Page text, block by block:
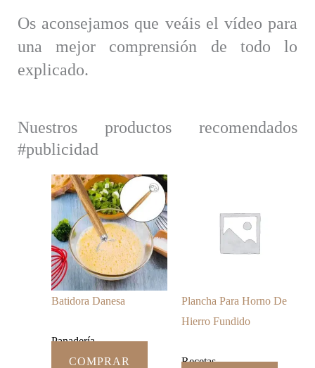
Os aconsejamos que veáis el vídeo para
una mejor comprensión de todo lo
explicado.
Nuestros productos recomendados
#publicidad
Batidora Danesa
Panadería
COMPRAR
Plancha Para Horno De
Hierro Fundido
Recetas